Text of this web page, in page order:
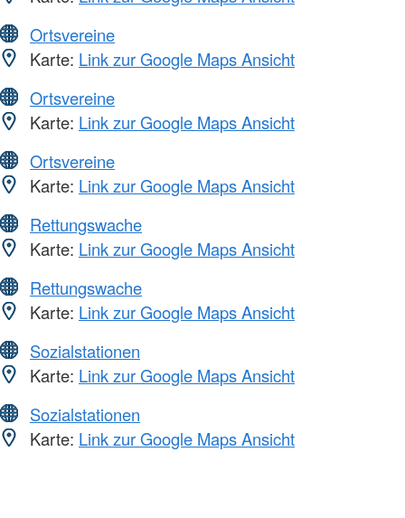
Ortsvereine
Karte: Link zur Google Maps Ansicht
Ortsvereine
Karte: Link zur Google Maps Ansicht
Ortsvereine
Karte: Link zur Google Maps Ansicht
Rettungswache
Karte: Link zur Google Maps Ansicht
Rettungswache
Karte: Link zur Google Maps Ansicht
Sozialstationen
Karte: Link zur Google Maps Ansicht
Sozialstationen
Karte: Link zur Google Maps Ansicht